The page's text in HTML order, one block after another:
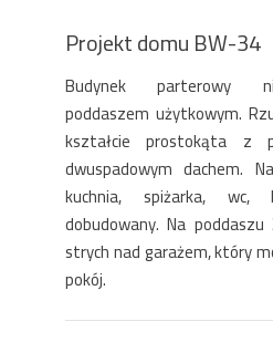
Projekt domu BW-34
Budynek parterowy
poddaszem użytkowym.
kształcie prostokąta z
dwuspadowym dachem.
kuchnia, spiżarka,
dobudowany. Na
strych nad garażem, który
pokój.